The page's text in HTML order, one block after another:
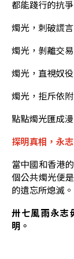
都能踐行的抗爭
燭光，刺破謊
燭光，剝離交
燭光，直視奴
燭光，拒斥依
點點燭光匯成
探明真相， 永
當中國和香港
個公共燭光便
的遺忘所熄滅。
卅七風雨永志
明。